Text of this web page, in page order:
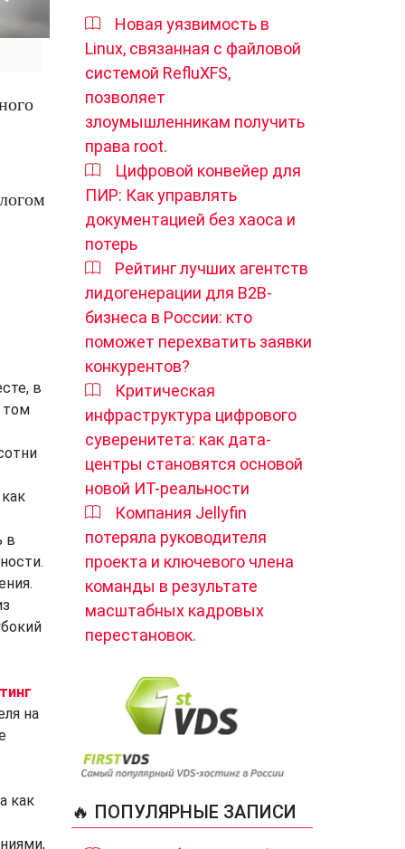
в
том
в
на
как
Новая уязвимость в
Linux, связанная с файловой
системой RefluXFS,
позволяет
злоумышленникам получить
права root.
Цифровой конвейер для
ПИР: Как управлять
документацией без хаоса и
потерь
Рейтинг лучших агентств
лидогенерации для B2B-
бизнеса в России: кто
поможет перехватить заявки
конкурентов?
Критическая
инфраструктура цифрового
суверенитета: как дата-
центры становятся основой
новой ИТ-реальности
Компания Jellyfin
потеряла руководителя
проекта и ключевого члена
команды в результате
масштабных кадровых
перестановок.
🔥 ПОПУЛЯРНЫЕ ЗАПИСИ